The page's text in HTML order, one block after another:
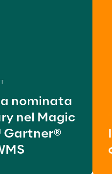
nominata
nel Magic